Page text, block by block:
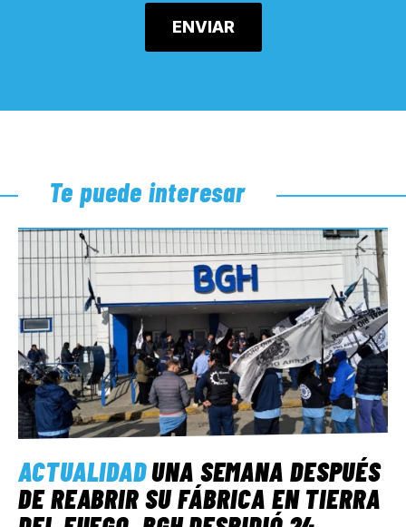
Te puede interesar
ACTUALIDADUNA SEMANA DESPUÉS
DE REABRIR SU FÁBRICA EN TIERRA